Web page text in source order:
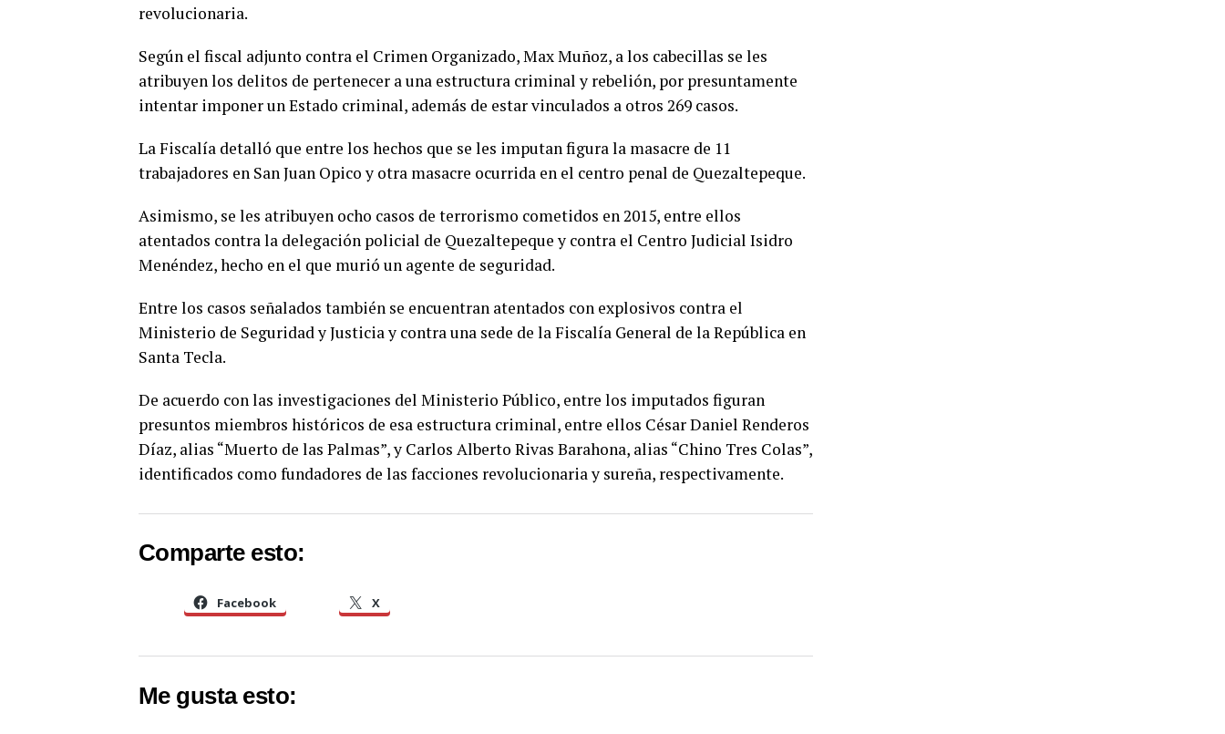
revolucionaria.
Según el fiscal adjunto contra el Crimen Organizado, Max Muñoz, a los cabecillas se les
atribuyen los delitos de pertenecer a una estructura criminal y rebelión, por presuntamente
intentar imponer un Estado criminal, además de estar vinculados a otros 269 casos.
La Fiscalía detalló que entre los hechos que se les imputan figura la masacre de 11
trabajadores en San Juan Opico y otra masacre ocurrida en el centro penal de Quezaltepeque.
Asimismo, se les atribuyen ocho casos de terrorismo cometidos en 2015, entre ellos
atentados contra la delegación policial de Quezaltepeque y contra el Centro Judicial Isidro
Menéndez, hecho en el que murió un agente de seguridad.
Entre los casos señalados también se encuentran atentados con explosivos contra el
Ministerio de Seguridad y Justicia y contra una sede de la Fiscalía General de la República en
Santa Tecla.
De acuerdo con las investigaciones del Ministerio Público, entre los imputados figuran
presuntos miembros históricos de esa estructura criminal, entre ellos César Daniel Renderos
Díaz, alias “Muerto de las Palmas”, y Carlos Alberto Rivas Barahona, alias “Chino Tres Colas”,
identificados como fundadores de las facciones revolucionaria y sureña, respectivamente.
Comparte esto:
Facebook X
Me gusta esto: